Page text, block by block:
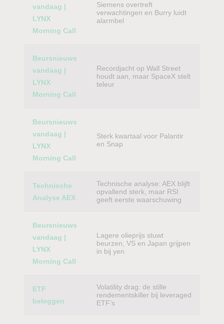
vandaag |
LYNX
Morning Call
Siemens overtreft
verwachtingen en Burry luidt
alarmbel
Beursnieuws
vandaag |
LYNX
Morning Call
Recordjacht op Wall Street
houdt aan, maar SpaceX stelt
teleur
Beursnieuws
vandaag |
LYNX
Morning Call
Sterk kwartaal voor Palantir
en Snap
Technische
Analyse AEX
Technische analyse: AEX blijft
opvallend sterk, maar RSI
geeft eerste waarschuwing
Beursnieuws
vandaag |
LYNX
Morning Call
Lagere olieprijs stuwt
beurzen, VS en Japan grijpen
in bij yen
ETF
beleggen
Volatility drag: de stille
rendementskiller bij leveraged
ETF’s